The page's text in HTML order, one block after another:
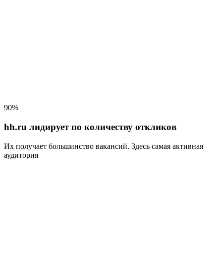
90%
hh.ru лидирует по количеству откликов
Их получает большинство вакансий. Здесь самая активная
аудитория